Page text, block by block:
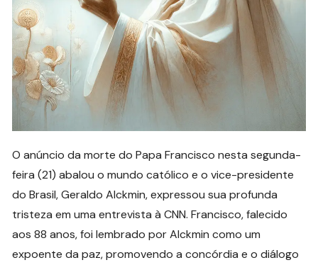
O anúncio da morte do Papa Francisco nesta segunda-
feira (21) abalou o mundo católico e o vice-presidente
do Brasil, Geraldo Alckmin, expressou sua profunda
tristeza em uma entrevista à CNN. Francisco, falecido
aos 88 anos, foi lembrado por Alckmin como um
expoente da paz, promovendo a concórdia e o diálogo